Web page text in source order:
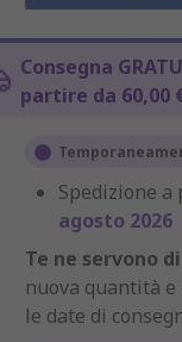
Consegna
partire da 60,00
Spedizione a
agosto 2026
Te ne servono
nuova quantità
le date di